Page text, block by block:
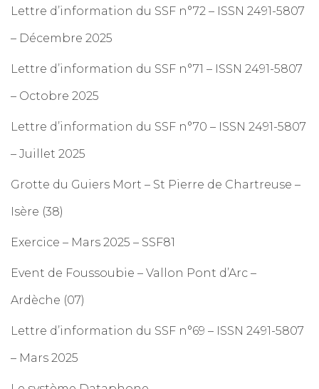
Lettre d’information du SSF n°72 – ISSN 2491-5807
– Décembre 2025
Lettre d’information du SSF n°71 – ISSN 2491-5807
– Octobre 2025
Lettre d’information du SSF n°70 – ISSN 2491-5807
– Juillet 2025
Grotte du Guiers Mort – St Pierre de Chartreuse –
Isère (38)
Exercice – Mars 2025 – SSF81
Event de Foussoubie – Vallon Pont d’Arc –
Ardèche (07)
Lettre d’information du SSF n°69 – ISSN 2491-5807
– Mars 2025